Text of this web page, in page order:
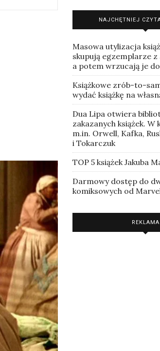
NAJCHĘTNIEJ
Masowa utylizacja
skupują egzemplarze
a potem wrzucają je
Książkowe zrób-to-
wydać książkę na
Dua Lipa otwiera
zakazanych książek.
m.in. Orwell, Kafka,
i Tokarczuk
TOP 5 książek Jakuba
Darmowy dostęp do
komiksowych od
REKLAMA